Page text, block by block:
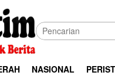
NASIONAL